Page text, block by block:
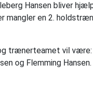
Hansen bliver
mangler en 2.
trænerteamet vil være:
og Flemming Hansen.